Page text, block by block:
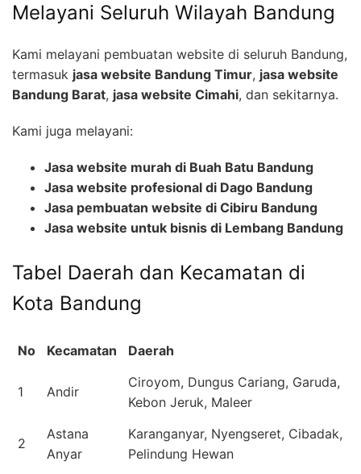
Melayani Seluruh Wilayah Bandung
Kami melayani pembuatan website di seluruh Bandung,
termasuk jasa website Bandung Timur, jasa website
Bandung Barat, jasa website Cimahi, dan sekitarnya.
Kami juga melayani:
Jasa website murah di Buah Batu Bandung
Jasa website profesional di Dago Bandung
Jasa pembuatan website di Cibiru Bandung
Jasa website untuk bisnis di Lembang Bandung
Tabel Daerah dan Kecamatan di
Kota Bandung
No Kecamatan Daerah
1 Andir
Ciroyom, Dungus Cariang, Garuda,
Kebon Jeruk, Maleer
2
Astana
Anyar
Karanganyar, Nyengseret, Cibadak,
Pelindung Hewan